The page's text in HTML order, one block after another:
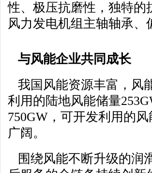
性、极压抗磨性，独特的
风力发电机组主轴轴承
与风能企业共同成长
我国风能资源丰富，风
利用的陆地风能储量
750GW，可开发利用的
广阔。
围绕风能不断升级的润